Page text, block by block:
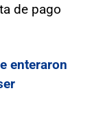
de pago
enteraron